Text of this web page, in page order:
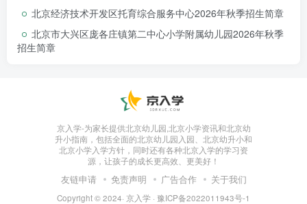
国企担当 通过普惠定价与资源整合，降低家庭托育成
本，助力构建“政府放心、家长安心、孩子开心”的托育服务
体系。
北京经济技术开发区托育综合服务中心2026年秋季招生简章
北京市大兴区庞各庄镇第二中心小学附属幼儿园2026年秋季
招生简章
京入学-为家长提供北京幼儿园,北京小学资讯和北京幼
升小指南，包括全面的北京幼儿园入园、北京幼升小和
北京小学入学方针，同时还有各种北京入学的学习资
源，让孩子的成长更高效、更美好！
友链申请 免责声明 广告合作 关于我们
Copyright © 2024· 京入学 · 豫ICP备2022011943号-1